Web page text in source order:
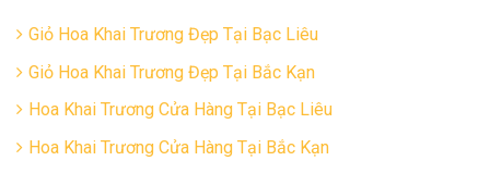
Giỏ Hoa Khai Trương Đẹp Tại Bạc Liêu
Giỏ Hoa Khai Trương Đẹp Tại Bắc Kạn
Hoa Khai Trương Cửa Hàng Tại Bạc Liêu
Hoa Khai Trương Cửa Hàng Tại Bắc Kạn